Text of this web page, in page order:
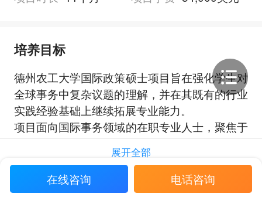
培养目标
德州农工大学国际政策硕士项目旨在强化学生对
全球事务中复杂议题的理解，并在其既有的行业
实践经验基础上继续拓展专业能力。
项目面向国际事务领域的在职专业人士，聚焦于
帮助学生理解国际事务中的复杂问题，尤其适合
在外交、情报、核安全、网络安全、大战略、冲
突与发展、国际经济发展以及中东、欧洲、中国
或拉丁美洲区域研究等领域已有工作经历的申请
展开全部
申请要求
在线咨询 电话咨询